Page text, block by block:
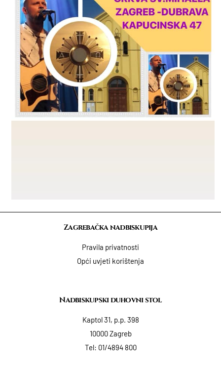
Zagrebačka nadbiskupija
Pravila privatnosti
Opći uvjeti korištenja
Nadbiskupski duhovni stol
Kaptol 31, p.p. 398
10000 Zagreb
Tel: 01/4894 800